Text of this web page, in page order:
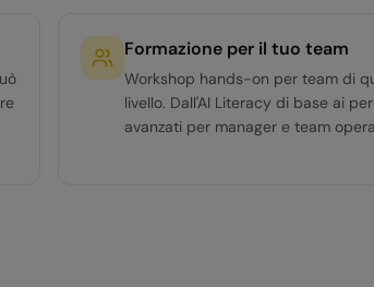
Formazione per il tuo team
Workshop hands-on per team di
livello. Dall'AI Literacy di base ai
avanzati per manager e team